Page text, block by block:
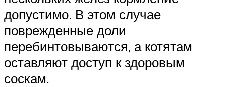
допустимо. В этом случае
поврежденные доли
перебинтовываются, а котятам
оставляют доступ к здоровым
соскам.